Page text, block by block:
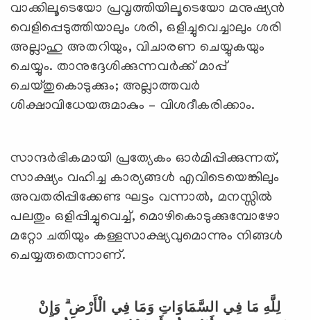
വാക്കിലൂടെയോ പ്രവൃത്തിയിലൂടെയോ മനുഷ്യന്‍
വെളിപ്പെടുത്തിയാലും ശരി, ഒളിച്ചുവെച്ചാലും ശരി
അല്ലാഹു അതറിയും, വിചാരണ ചെയ്യുകയും
ചെയ്യും. താനുദ്ദേശിക്കുന്നവര്‍ക്ക് മാപ്പ്
ചെയ്തുകൊടുക്കും; അല്ലാത്തവര്‍
ശിക്ഷാവിധേയരുമാകും – വിശദീകരിക്കാം.
സാന്ദര്‍ഭികമായി പ്രത്യേകം ഓര്‍മിപ്പിക്കുന്നത്,
സാക്ഷ്യം വഹിച്ച കാര്യങ്ങള്‍ എവിടെയെങ്കിലും
അവതരിപ്പിക്കേണ്ട ഘട്ടം വന്നാല്‍, മനസ്സില്‍
പലതും ഒളിപ്പിച്ചുവെച്ച്, മൊഴികൊടുക്കുമ്പോഴോ
മറ്റോ ചതിയും കള്ളസാക്ഷ്യവുമൊന്നും നിങ്ങള്‍
ചെയ്യരുതെന്നാണ്.
لِلَّهِ مَا فِي السَّمَاوَاتِ وَمَا فِي الْأَرْضِ ۗ وَإِنْ